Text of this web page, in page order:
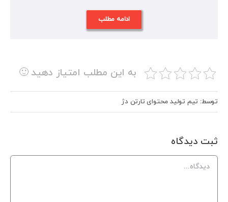
ادامه مطلب
به این مطلب امتیاز دهید 🙂
توسط: تیم تولید محتوای تارتن دژ
ثبت ديدگاه
Comment